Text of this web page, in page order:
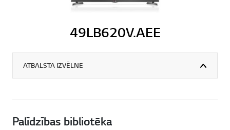
49LB620V.AEE
ATBALSTA IZVĒLNE
Palīdzības bibliotēka